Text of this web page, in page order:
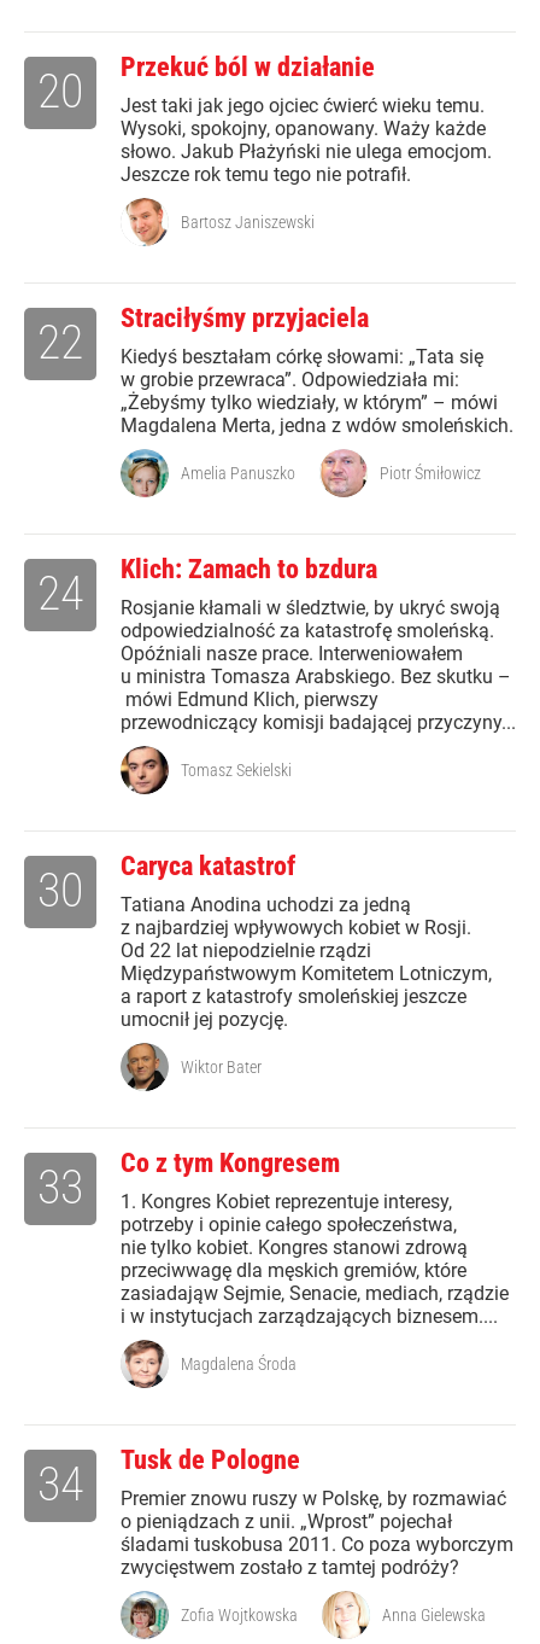
Przekuć ból w działanie
Jest taki jak jego ojciec ćwierć wieku temu.
Wysoki, spokojny, opanowany. Waży każde
słowo. Jakub Płażyński nie ulega emocjom.
Jeszcze rok temu tego nie potrafił.
20
Bartosz Janiszewski
Straciłyśmy przyjaciela
Kiedyś beształam córkę słowami: „Tata się
w grobie przewraca”. Odpowiedziała mi:
„Żebyśmy tylko wiedziały, w którym” – mówi
Magdalena Merta, jedna z wdów smoleńskich.
22
Amelia Panuszko Piotr Śmiłowicz
Klich: Zamach to bzdura
Rosjanie kłamali w śledztwie, by ukryć swoją
odpowiedzialność za katastrofę smoleńską.
Opóźniali nasze prace. Interweniowałem
u ministra Tomasza Arabskiego. Bez skutku –
mówi Edmund Klich, pierwszy
przewodniczący komisji badającej przyczyny...
24
Tomasz Sekielski
Caryca katastrof
Tatiana Anodina uchodzi za jedną
z najbardziej wpływowych kobiet w Rosji.
Od 22 lat niepodzielnie rządzi
Międzypaństwowym Komitetem Lotniczym,
a raport z katastrofy smoleńskiej jeszcze
umocnił jej pozycję.
30
Wiktor Bater
Co z tym Kongresem
1. Kongres Kobiet reprezentuje interesy,
potrzeby i opinie całego społeczeństwa,
nie tylko kobiet. Kongres stanowi zdrową
przeciwwagę dla męskich gremiów, które
zasiadająw Sejmie, Senacie, mediach, rządzie
i w instytucjach zarządzających biznesem....
33
Magdalena Środa
Tusk de Pologne
Premier znowu ruszy w Polskę, by rozmawiać
o pieniądzach z unii. „Wprost” pojechał
śladami tuskobusa 2011. Co poza wyborczym
zwycięstwem zostało z tamtej podróży?
34
Zofia Wojtkowska Anna Gielewska